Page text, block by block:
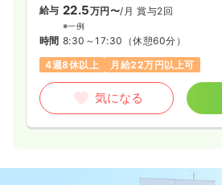
給与 22.5万円〜/月 賞与2回
※一例
時間 8:30～17:30 （休憩60分）
4週8休以上
月給22万円以上可
気になる